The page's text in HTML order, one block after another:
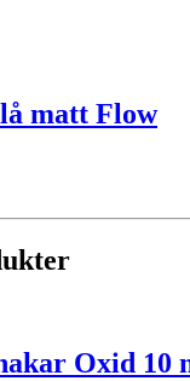
matt Flow
Oxid 10